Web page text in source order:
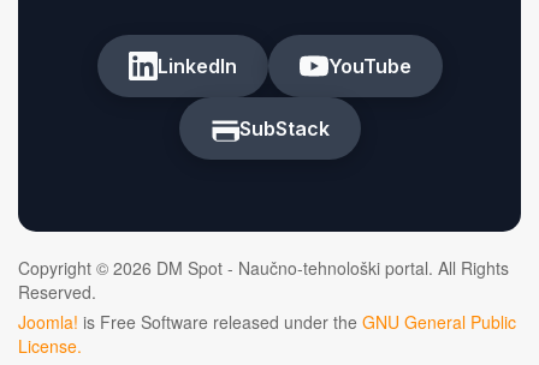
LinkedIn YouTube
SubStack
Copyright © 2026 DM Spot - Naučno-tehnološki portal. All Rights
Reserved.
Joomla! is Free Software released under the GNU General Public
License.